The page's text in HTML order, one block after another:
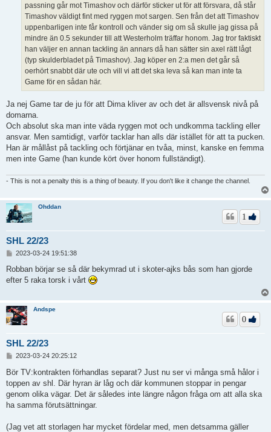
passning går mot Timashov och därför sticker ut för att försvara, då står
Timashov väldigt fint med ryggen mot sargen. Sen från det att Timashov
uppenbarligen inte får kontroll och vänder sig om så skulle jag gissa på
mindre än 0.5 sekunder till att Westerholm träffar honom. Jag tror faktiskt
han väljer en annan tackling än annars då han sätter sin axel rätt lågt
(typ skulderbladet på Timashov). Jag köper en 2:a men det går så
oerhört snabbt där ute och vill vi att det ska leva så kan man inte ta
Game för en sådan här.
Ja nej Game tar de ju för att Dima kliver av och det är allsvensk nivå på
domarna.
Och absolut ska man inte väda ryggen mot och undkomma tackling eller
ansvar. Men samtidigt, varför tacklar han alls där istället för att ta pucken.
Han är mållåst på tackling och förtjänar en tvåa, minst, kanske en femma
men inte Game (han kunde kört över honom fullständigt).
- This is not a penalty this is a thing of beauty. If you don't like it change the channel.
Ohddan
SHL 22/23
1
l
ä
g
2023-03-24 19:51:38
Robban börjar se så där bekymrad ut i skoter-ajks bås som han gjorde
efter 5 raka torsk i vårt
Andspe
SHL 22/23
0
l
g
g
2023-03-24 20:25:12
Bör TV:kontrakten förhandlas separat? Just nu ser vi många små hålor i
toppen av shl. Där hyran är låg och där kommunen stoppar in pengar
genom olika vägar. Det är således inte längre någon fråga om att alla ska
ha samma förutsättningar.
(Jag vet att storlagen har mycket fördelar med, men detsamma gäller